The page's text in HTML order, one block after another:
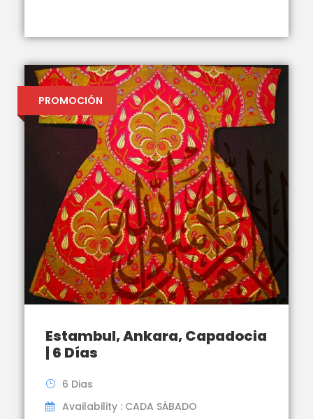
PROMOCIÓN
Estambul, Ankara, Capadocia
| 6 Días
6 Dias
Availability : CADA SÁBADO